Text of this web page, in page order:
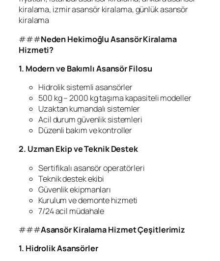
kiralama, izmir asansör kiralama, günlük asansör
kiralama
###Neden Hekimoğlu Asansör Kiralama
Hizmeti?
1. Modern ve Bakımlı Asansör Filosu
Hidrolik sistemli asansörler
500 kg – 2000 kg taşıma kapasiteli modeller
Uzaktan kumandalı sistemler
Acil durum güvenlik sistemleri
Düzenli bakım ve kontroller
2. Uzman Ekip ve Teknik Destek
Sertifikalı asansör operatörleri
Teknik destek ekibi
Güvenlik ekipmanları
Kurulum ve demonte hizmeti
7/24 acil müdahale
###Asansör Kiralama Hizmet Çeşitlerimiz
1. Hidrolik Asansörler